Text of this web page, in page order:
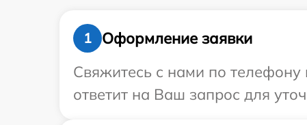
1
Оформление заявки
Свяжитесь с нами по телефону
ответит на Ваш запрос для